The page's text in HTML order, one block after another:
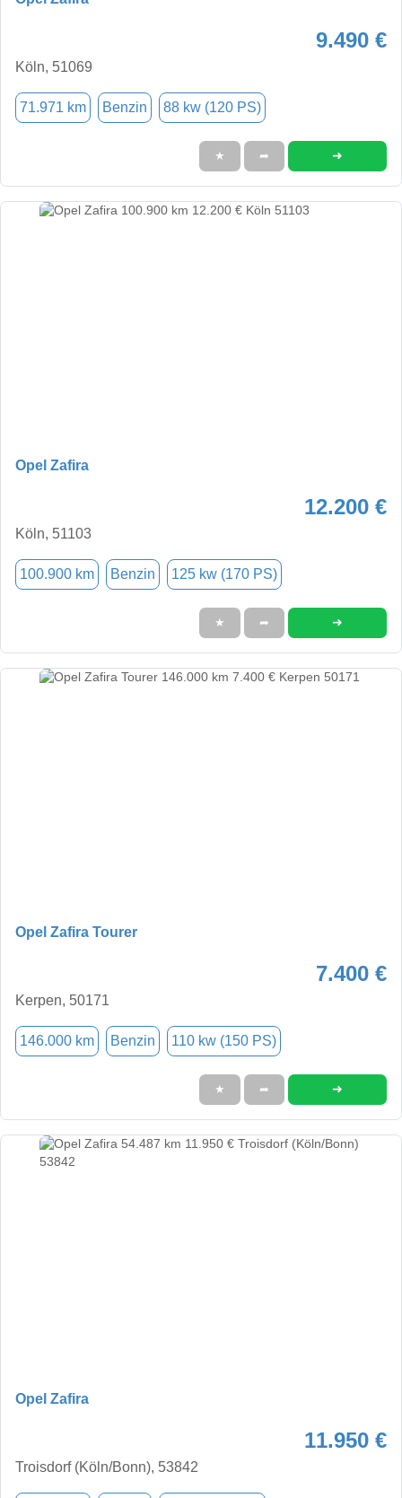
9.490 €
Köln, 51069
71.971 km Benzin 88 kw (120 PS)
★ ➦ ➜
Opel Zafira
12.200 €
Köln, 51103
100.900 km Benzin 125 kw (170 PS)
★ ➦ ➜
Opel Zafira Tourer
7.400 €
Kerpen, 50171
146.000 km Benzin 110 kw (150 PS)
★ ➦ ➜
Opel Zafira
11.950 €
Troisdorf (Köln/Bonn), 53842